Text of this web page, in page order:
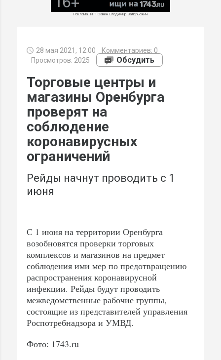
Реклама. ИП Савин Владимир Валерьевич
28 мая 2021, 12:00 Комментариев: 0
Просмотров: 2025
Обсудить
Торговые центры и
магазины Оренбурга
проверят на
соблюдение
коронавирусных
ограничений
Рейды начнут проводить с 1
июня
С 1 июня на территории Оренбурга
возобновятся проверки торговых
комплексов и магазинов на предмет
соблюдения ими мер по предотвращению
распространения коронавирусной
инфекции. Рейды будут проводить
межведомственные рабочие группы,
состоящие из представителей управления
Роспотребнадзора и УМВД.
Фото: 1743.ru